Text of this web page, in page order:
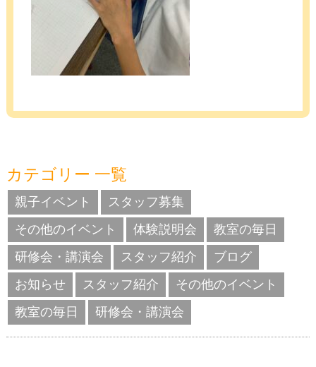
カテゴリー 一覧
親子イベント
スタッフ募集
その他のイベント
体験説明会
教室の毎日
研修会・講演会
スタッフ紹介
ブログ
お知らせ
スタッフ紹介
その他のイベント
教室の毎日
研修会・講演会